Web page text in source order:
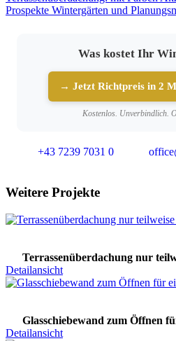
Prospekte Wintergärten und
Was kostet Ihr
→ Jetzt Richtpreis in 2
Kostenlos. Unverbindlich.
+43 7239 7031 0
Weitere Projekte
Terrassenüberdachung nur
Detailansicht
Glasschiebewand zum Öffnen
Detailansicht